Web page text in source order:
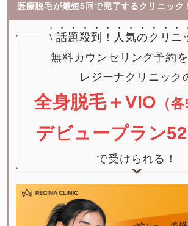
医療脱毛が最短5回で完了するクリニック
\ 話題殺到！ 人気のクリニ
無料カウンセリング予約
全身脱毛＋VIO （
デビュープラン
で受けられる！